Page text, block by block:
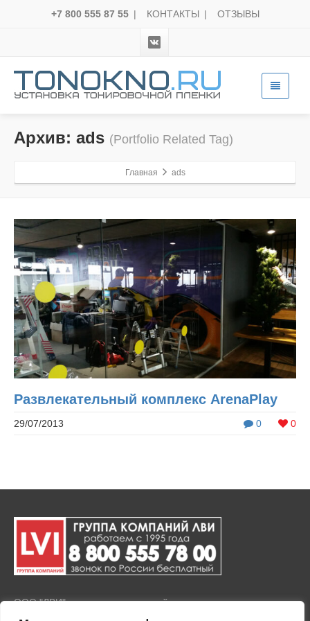
+7 800 555 87 55 | КОНТАКТЫ | ОТЗЫВЫ
Архив: ads (Portfolio Related Tag)
Главная ads
Развлекательный комплекс ArenaPlay
0 0
29/07/2013
ООО "ЛВИ" представляет полный комплекс услуг по продаже